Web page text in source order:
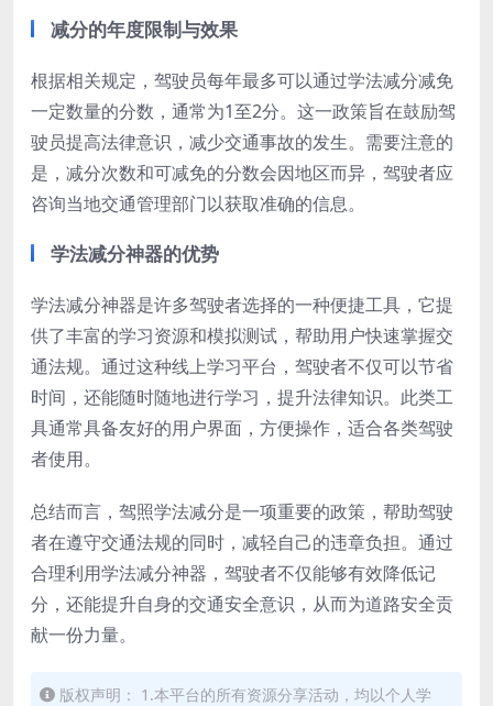
减分的年度限制与效果
根据相关规定，驾驶员每年最多可以通过学法减分减免
一定数量的分数，通常为1至2分。这一政策旨在鼓励驾
驶员提高法律意识，减少交通事故的发生。需要注意的
是，减分次数和可减免的分数会因地区而异，驾驶者应
咨询当地交通管理部门以获取准确的信息。
学法减分神器的优势
学法减分神器是许多驾驶者选择的一种便捷工具，它提
供了丰富的学习资源和模拟测试，帮助用户快速掌握交
通法规。通过这种线上学习平台，驾驶者不仅可以节省
时间，还能随时随地进行学习，提升法律知识。此类工
具通常具备友好的用户界面，方便操作，适合各类驾驶
者使用。
总结而言，驾照学法减分是一项重要的政策，帮助驾驶
者在遵守交通法规的同时，减轻自己的违章负担。通过
合理利用学法减分神器，驾驶者不仅能够有效降低记
分，还能提升自身的交通安全意识，从而为道路安全贡
献一份力量。
版权声明： 1.本平台的所有资源分享活动，均以个人学